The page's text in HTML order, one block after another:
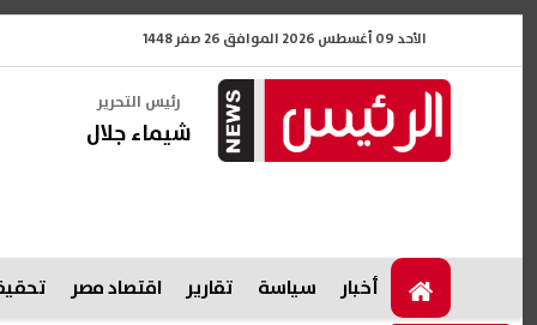
الأحد 09 أغسطس 2026 الموافق 26 صفر 1448
رئيس التحرير
شيماء جلال
أخبار سياسة تقارير اقتصاد مصر